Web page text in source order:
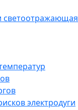
светоотражающая
электродуги